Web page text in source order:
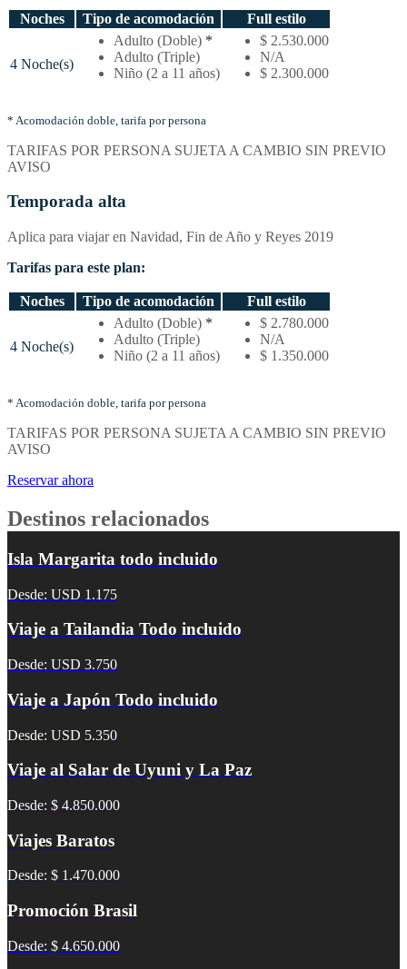
–
noches
tipo
de
Noches Tipo de acomodación Full estilo
4 Noche(s)
Adulto (Doble) *
Adulto (Triple)
Niño (2 a 11 años)
$ 2.530.000
N/A
$ 2.300.000
* Acomodación doble, tarifa por persona
TARIFAS POR PERSONA SUJETA A CAMBIO SIN PREVIO
AVISO
Temporada alta
Aplica para viajar en Navidad, Fin de Año y Reyes 2019
Tarifas para este plan:
–
noches
tipo
de
Noches Tipo de acomodación Full estilo
4 Noche(s)
Adulto (Doble) *
Adulto (Triple)
Niño (2 a 11 años)
$ 2.780.000
N/A
$ 1.350.000
* Acomodación doble, tarifa por persona
TARIFAS POR PERSONA SUJETA A CAMBIO SIN PREVIO
AVISO
Reservar ahora
Destinos relacionados
Isla Margarita todo incluido
Desde: USD 1.175
Viaje a Tailandia Todo incluido
Desde: USD 3.750
Viaje a Japón Todo incluido
Desde: USD 5.350
Viaje al Salar de Uyuni y La Paz
Desde: $ 4.850.000
Viajes Baratos
Desde: $ 1.470.000
Promoción Brasil
Desde: $ 4.650.000